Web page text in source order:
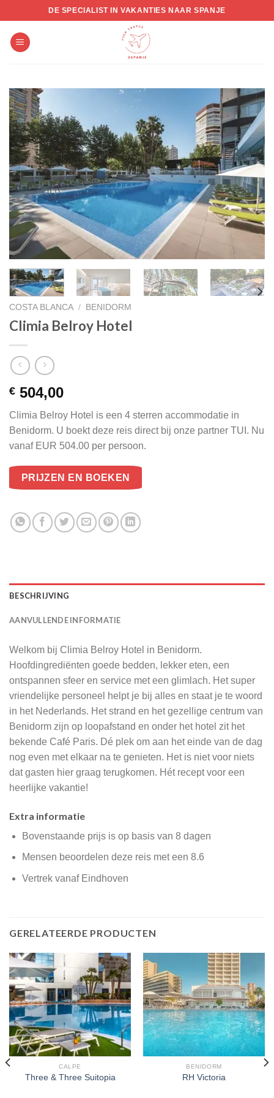
to
content
DE SPECIALIST IN VAKANTIES NAAR SPANJE
COSTA BLANCA / BENIDORM
Climia Belroy Hotel
€ 504,00
Climia Belroy Hotel is een 4 sterren accommodatie in
Benidorm. U boekt deze reis direct bij onze partner TUI. Nu
vanaf EUR 504.00 per persoon.
PRIJZEN EN BOEKEN
BESCHRIJVING
AANVULLENDE INFORMATIE
Welkom bij Climia Belroy Hotel in Benidorm.
Hoofdingrediënten goede bedden, lekker eten, een
ontspannen sfeer en service met een glimlach. Het super
vriendelijke personeel helpt je bij alles en staat je te woord
in het Nederlands. Het strand en het gezellige centrum van
Benidorm zijn op loopafstand en onder het hotel zit het
bekende Café Paris. Dé plek om aan het einde van de dag
nog even met elkaar na te genieten. Het is niet voor niets
dat gasten hier graag terugkomen. Hét recept voor een
heerlijke vakantie!
Extra informatie
Bovenstaande prijs is op basis van 8 dagen
Mensen beoordelen deze reis met een 8.6
Vertrek vanaf Eindhoven
GERELATEERDE PRODUCTEN
CALPE
Three & Three Suitopia
BENIDORM
RH Victoria